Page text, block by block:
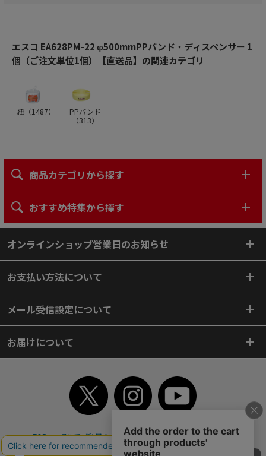
エスコ EA628PM-22 φ500mmPPバンド・ディスペンサー 1
個（ご注文単位1個）【直送品】の関連カテゴリ
紐（1487）
PPバンド
（313）
商品カテゴリから探す
おすすめ特集から探す
オンラインショップ営業日のお知らせ
お支払い方法について
メール受信設定について
お届けについて
TOP 初めてご利用のお客様へ ご利用案内
ご利用規約
個人情報保護方針
特定商取引法
会社案内